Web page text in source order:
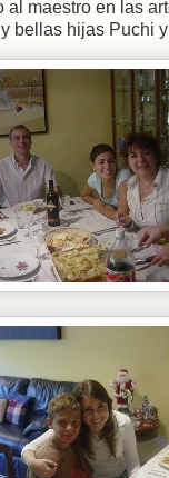
al maestro en las
bellas hijas Puchi